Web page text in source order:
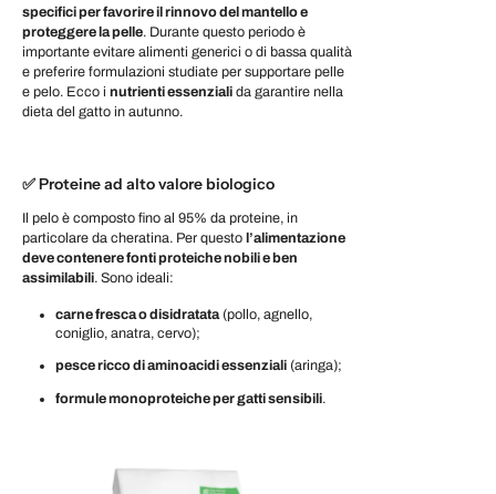
specifici per favorire il rinnovo del mantello e
proteggere la pelle. Durante questo periodo è
importante evitare alimenti generici o di bassa qualità
e preferire formulazioni studiate per supportare pelle
e pelo. Ecco i nutrienti essenziali da garantire nella
dieta del gatto in autunno.
✅ Proteine ad alto valore biologico
Il pelo è composto fino al 95% da proteine, in
particolare da cheratina. Per questo l’alimentazione
deve contenere fonti proteiche nobili e ben
assimilabili. Sono ideali:
carne fresca o disidratata (pollo, agnello,
coniglio, anatra, cervo);
pesce ricco di aminoacidi essenziali (aringa);
formule monoproteiche per gatti sensibili.